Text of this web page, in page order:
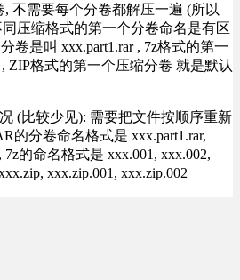
不需要每个分卷都解压一遍 (所以
压缩格式的第一个分卷命名是有区
卷是叫 xxx.part1.rar , 7z格式的第一
ZIP格式的第一个压缩分卷 就是默认
(比较少见): 需要把文件按顺序重新
的分卷命名格式是 xxx.part1.rar,
7z的命名格式是 xxx.001, xxx.002,
xxx.zip.001, xxx.zip.002